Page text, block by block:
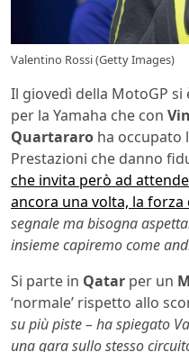
Valentino Rossi (Getty Images)
Il giovedì della MotoGP
per la Yamaha che con
Quartararo ha occupato
Prestazioni che danno
che invita però ad
ancora una volta, la forza
segnale ma bisogna
insieme capiremo come
Si parte in Qatar per un
‘normale’ rispetto allo
su più piste – ha spiegato
una gara sullo stesso